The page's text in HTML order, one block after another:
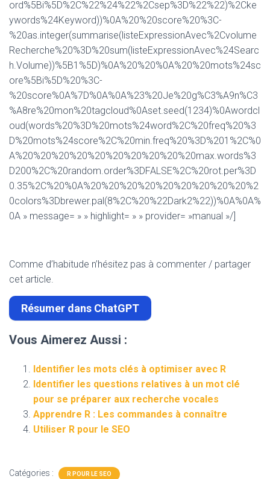
ord%5Bi%5D%2C%22%24%22%2Csep%3D%22%22)%2Cke
ywords%24Keyword))%0A%20%20score%20%3C-
%20as.integer(summarise(listeExpressionAvec%2Cvolume
Recherche%20%3D%20sum(listeExpressionAvec%24Searc
h.Volume))%5B1%5D)%0A%20%20%0A%20%20mots%24sc
ore%5Bi%5D%20%3C-
%20score%0A%7D%0A%0A%23%20Je%20g%C3%A9n%C3
%A8re%20mon%20tagcloud%0Aset.seed(1234)%0Awordcl
oud(words%20%3D%20mots%24word%2C%20freq%20%3
D%20mots%24score%2C%20min.freq%20%3D%201%2C%0
A%20%20%20%20%20%20%20%20%20%20max.words%3
D200%2C%20random.order%3DFALSE%2C%20rot.per%3D
0.35%2C%20%0A%20%20%20%20%20%20%20%20%20%2
0colors%3Dbrewer.pal(8%2C%20%22Dark2%22))%0A%0A%
0A » message= » » highlight= » » provider= »manual »/]
Comme d’habitude n’hésitez pas à commenter / partager
cet article.
Résumer dans ChatGPT
Vous Aimerez Aussi :
Identifier les mots clés à optimiser avec R
Identifier les questions relatives à un mot clé
pour se préparer aux recherche vocales
Apprendre R : Les commandes à connaître
Utiliser R pour le SEO
Catégories : R POUR LE SEO